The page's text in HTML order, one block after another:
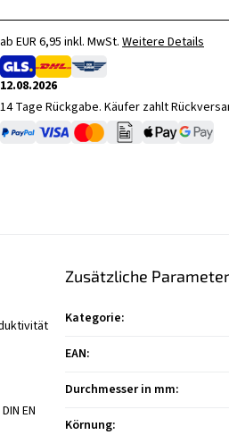
ab EUR 6,95 inkl. MwSt. Weitere Details
12.08.2026
14 Tage Rückgabe. Käufer zahlt
EN
Zusätzliche Parameter
Kategorie:
EAN:
Durchmesser in mm:
Körnung: